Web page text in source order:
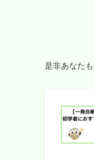
是非あなたも